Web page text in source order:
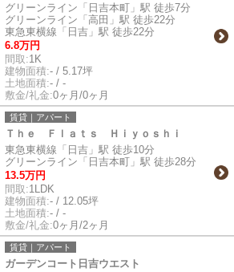
グリーンライン「日吉本町」駅 徒歩7分
グリーンライン「高田」駅 徒歩22分
東急東横線「日吉」駅 徒歩22分
6.8万円
間取:1K
建物面積:- / 5.17坪
土地面積:- / -
敷金/礼金:0ヶ月/0ヶ月
賃貸｜アパート
Ｔｈｅ Ｆｌａｔｓ Ｈｉｙｏｓｈｉ
東急東横線「日吉」駅 徒歩10分
グリーンライン「日吉本町」駅 徒歩28分
13.5万円
間取:1LDK
建物面積:- / 12.05坪
土地面積:- / -
敷金/礼金:0ヶ月/2ヶ月
賃貸｜アパート
ガーデンコート日吉ウエスト